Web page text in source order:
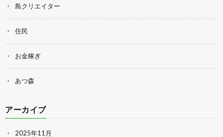
島クリエイター
住民
お金稼ぎ
あつ森
アーカイブ
2025年11月